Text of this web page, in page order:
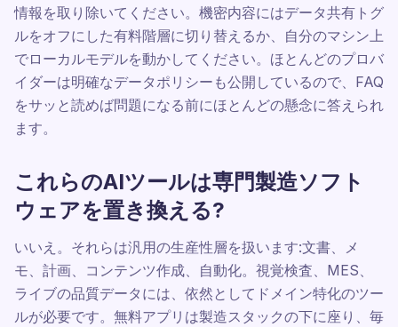
情報を取り除いてください。機密内容にはデータ共有トグ
ルをオフにした有料階層に切り替えるか、自分のマシン上
でローカルモデルを動かしてください。ほとんどのプロバ
イダーは明確なデータポリシーも公開しているので、FAQ
をサッと読めば問題になる前にほとんどの懸念に答えられ
ます。
これらのAIツールは専門製造ソフト
ウェアを置き換える?
いいえ。それらは汎用の生産性層を扱います:文書、メ
モ、計画、コンテンツ作成、自動化。視覚検査、MES、
ライブの品質データには、依然としてドメイン特化のツー
ルが必要です。無料アプリは製造スタックの下に座り、毎